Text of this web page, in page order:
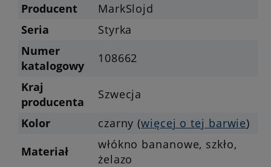
Producent
MarkSlojd
Seria
Styrka
Numer
katalogowy
108662
Kraj
producenta
Szwecja
Kolor
czarny (więcej o tej barwie)
Materiał
włókno bananowe, szkło,
żelazo